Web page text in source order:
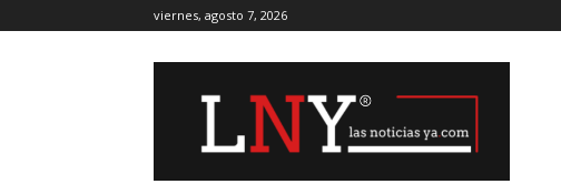
viernes, agosto 7, 2026